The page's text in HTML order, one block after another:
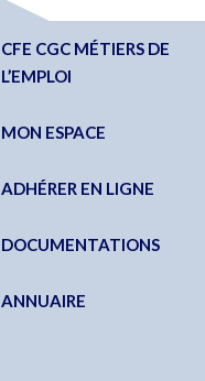
CFE CGC MÉTIERS DE
L’EMPLOI
MON ESPACE
ADHÉRER EN LIGNE
DOCUMENTATIONS
ANNUAIRE